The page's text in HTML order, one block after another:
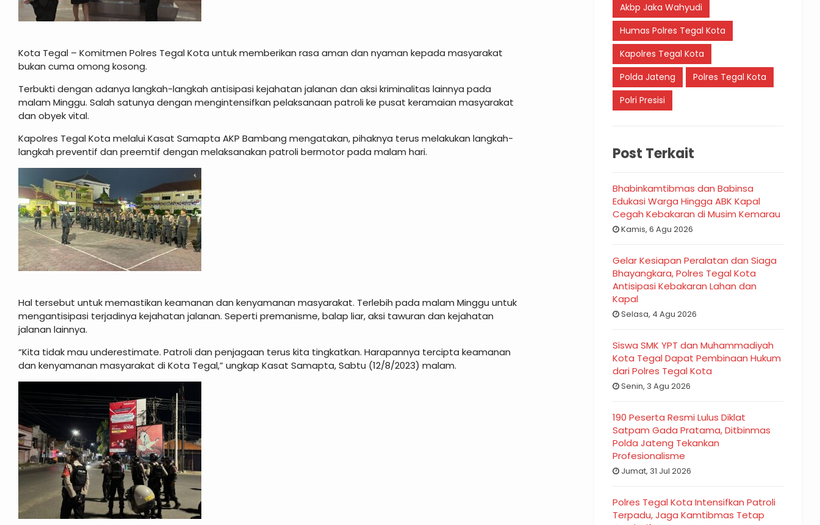
Kota Tegal – Komitmen Polres Tegal Kota untuk memberikan rasa aman dan nyaman kepada masyarakat
bukan cuma omong kosong.
Terbukti dengan adanya langkah-langkah antisipasi kejahatan jalanan dan aksi kriminalitas lainnya pada
malam Minggu. Salah satunya dengan mengintensifkan pelaksanaan patroli ke pusat keramaian masyarakat
dan obyek vital.
Kapolres Tegal Kota melalui Kasat Samapta AKP Bambang mengatakan, pihaknya terus melakukan langkah-
langkah preventif dan preemtif dengan melaksanakan patroli bermotor pada malam hari.
Hal tersebut untuk memastikan keamanan dan kenyamanan masyarakat. Terlebih pada malam Minggu untuk
mengantisipasi terjadinya kejahatan jalanan. Seperti premanisme, balap liar, aksi tawuran dan kejahatan
jalanan lainnya.
“Kita tidak mau underestimate. Patroli dan penjagaan terus kita tingkatkan. Harapannya tercipta keamanan
dan kenyamanan masyarakat di Kota Tegal,” ungkap Kasat Samapta, Sabtu (12/8/2023) malam.
Akbp Jaka Wahyudi
Humas Polres Tegal Kota
Kapolres Tegal Kota
Polda Jateng
Polres Tegal Kota
Polri Presisi
Post Terkait
Bhabinkamtibmas dan Babinsa
Edukasi Warga Hingga ABK Kapal
Cegah Kebakaran di Musim Kemarau
Kamis, 6 Agu 2026
Gelar Kesiapan Peralatan dan Siaga
Bhayangkara, Polres Tegal Kota
Antisipasi Kebakaran Lahan dan
Kapal
Selasa, 4 Agu 2026
Siswa SMK YPT dan Muhammadiyah
Kota Tegal Dapat Pembinaan Hukum
dari Polres Tegal Kota
Senin, 3 Agu 2026
190 Peserta Resmi Lulus Diklat
Satpam Gada Pratama, Ditbinmas
Polda Jateng Tekankan
Profesionalisme
Jumat, 31 Jul 2026
Polres Tegal Kota Intensifkan Patroli
Terpadu, Jaga Kamtibmas Tetap